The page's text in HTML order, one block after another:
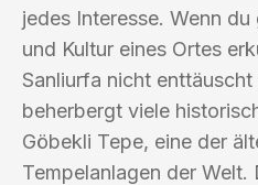
jedes Interesse. Wenn
und Kultur eines Ortes
Sanliurfa nicht
beherbergt viele
Göbekli Tepe, eine der
Tempelanlagen der Welt.